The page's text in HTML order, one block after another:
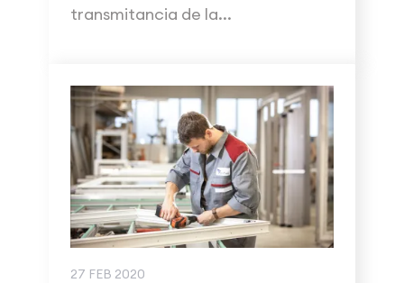
transmitancia de la...
27 FEB 2020